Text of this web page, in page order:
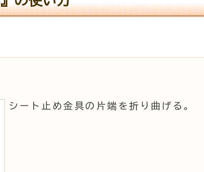
シート止め金具の片端を折り曲げる。